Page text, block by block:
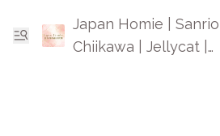
Japan Homie | Sanrio |
Chiikawa | Jellycat |